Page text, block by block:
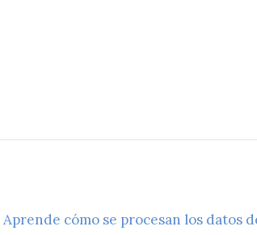
Aprende cómo se procesan los datos